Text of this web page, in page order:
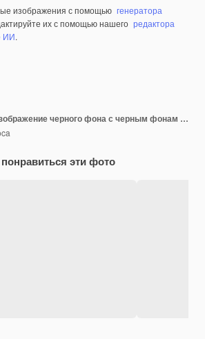
изображения с помощью генератора
их с помощью нашего редактора
ИИ.
черно-белое изображение черного фона с черным фонам с белой линией
эти фото